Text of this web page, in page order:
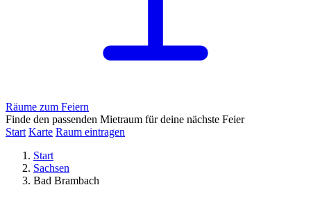
Räume zum Feiern
Finde den passenden Mietraum für deine nächste Feier
Start Karte Raum eintragen
Start
Sachsen
Bad Brambach